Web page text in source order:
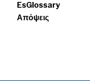
EsGlossary
Απόψεις